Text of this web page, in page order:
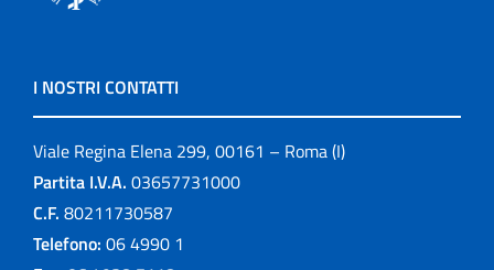
I NOSTRI CONTATTI
Viale Regina Elena 299, 00161 – Roma (I)
Partita I.V.A. 03657731000
C.F. 80211730587
Telefono: 06 4990 1